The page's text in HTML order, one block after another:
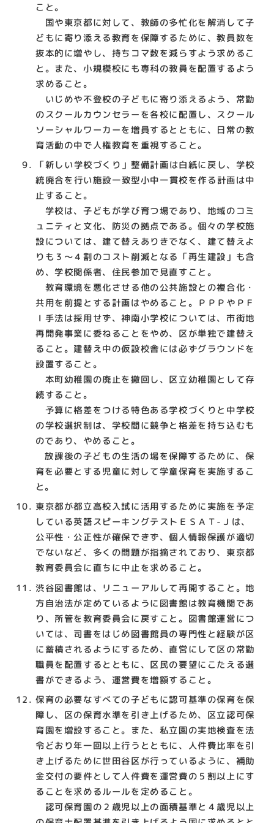
こと。
国や東京都に対して、教師の多忙化を解消して子
どもに寄り添える教育を保障するために、教員数を
抜本的に増やし、持ちコマ数を減らすよう求めるこ
と。また、小規模校にも専科の教員を配置するよう
求めること。
いじめや不登校の子どもに寄り添えるよう、常勤
のスクールカウンセラーを各校に配置し、スクール
ソーシャルワーカーを増員するとともに、日常の教
育活動の中で人権教育を重視すること。
「新しい学校づくり」整備計画は白紙に戻し、学校
統廃合を行い施設一致型小中一貫校を作る計画は中
止すること。
学校は、子どもが学び育つ場であり、地域のコミ
ュニティと文化、防災の拠点である。個々の学校施
設については、建て替えありきでなく、建て替えよ
りも３～４割のコスト削減となる「再生建設」も含
め、学校関係者、住民参加で見直すこと。
教育環境を悪化させる他の公共施設との複合化・
共用を前提とする計画はやめること。ＰＰＰやＰＦ
Ｉ手法は採用せず、神南小学校については、市街地
再開発事業に委ねることをやめ、区が単独で建替え
ること。建替え中の仮設校舎には必ずグラウンドを
設置すること。
本町幼稚園の廃止を撤回し、区立幼稚園として存
続すること。
予算に格差をつける特色ある学校づくりと中学校
の学校選択制は、学校間に競争と格差を持ち込むも
のであり、やめること。
放課後の子どもの生活の場を保障するために、保
育を必要とする児童に対して学童保育を実施するこ
と。
東京都が都立高校入試に活用するために実施を予定
している英語スピーキングテストＥＳＡＴ-Ｊは、
公平性・公正性が確保できず、個人情報保護が適切
でないなど、多くの問題が指摘されており、東京都
教育委員会に直ちに中止を求めること。
渋谷図書館は、リニューアルして再開すること。地
方自治法が定めているように図書館は教育機関であ
り、所管を教育委員会に戻すこと。図書館運営につ
いては、司書をはじめ図書館員の専門性と経験が区
に蓄積されるようにするため、直営にして区の常勤
職員を配置するとともに、区民の要望にこたえる選
書ができるよう、運営費を増額すること。
保育の必要なすべての子どもに認可基準の保育を保
障し、区の保育水準を引き上げるため、区立認可保
育園を増設すること。また、私立園の実地検査を法
令どおり年一回以上行うとともに、人件費比率を引
き上げるために世田谷区が行っているように、補助
金交付の要件として人件費を運営費の５割以上にす
ることを求めるルールを定めること。
認可保育園の２歳児以上の面積基準と４歳児以上